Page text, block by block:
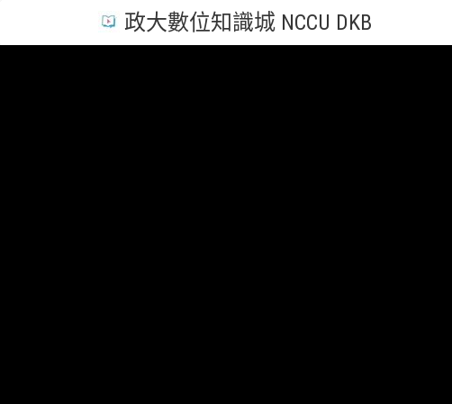
政大數位知識城 NCCU DKB